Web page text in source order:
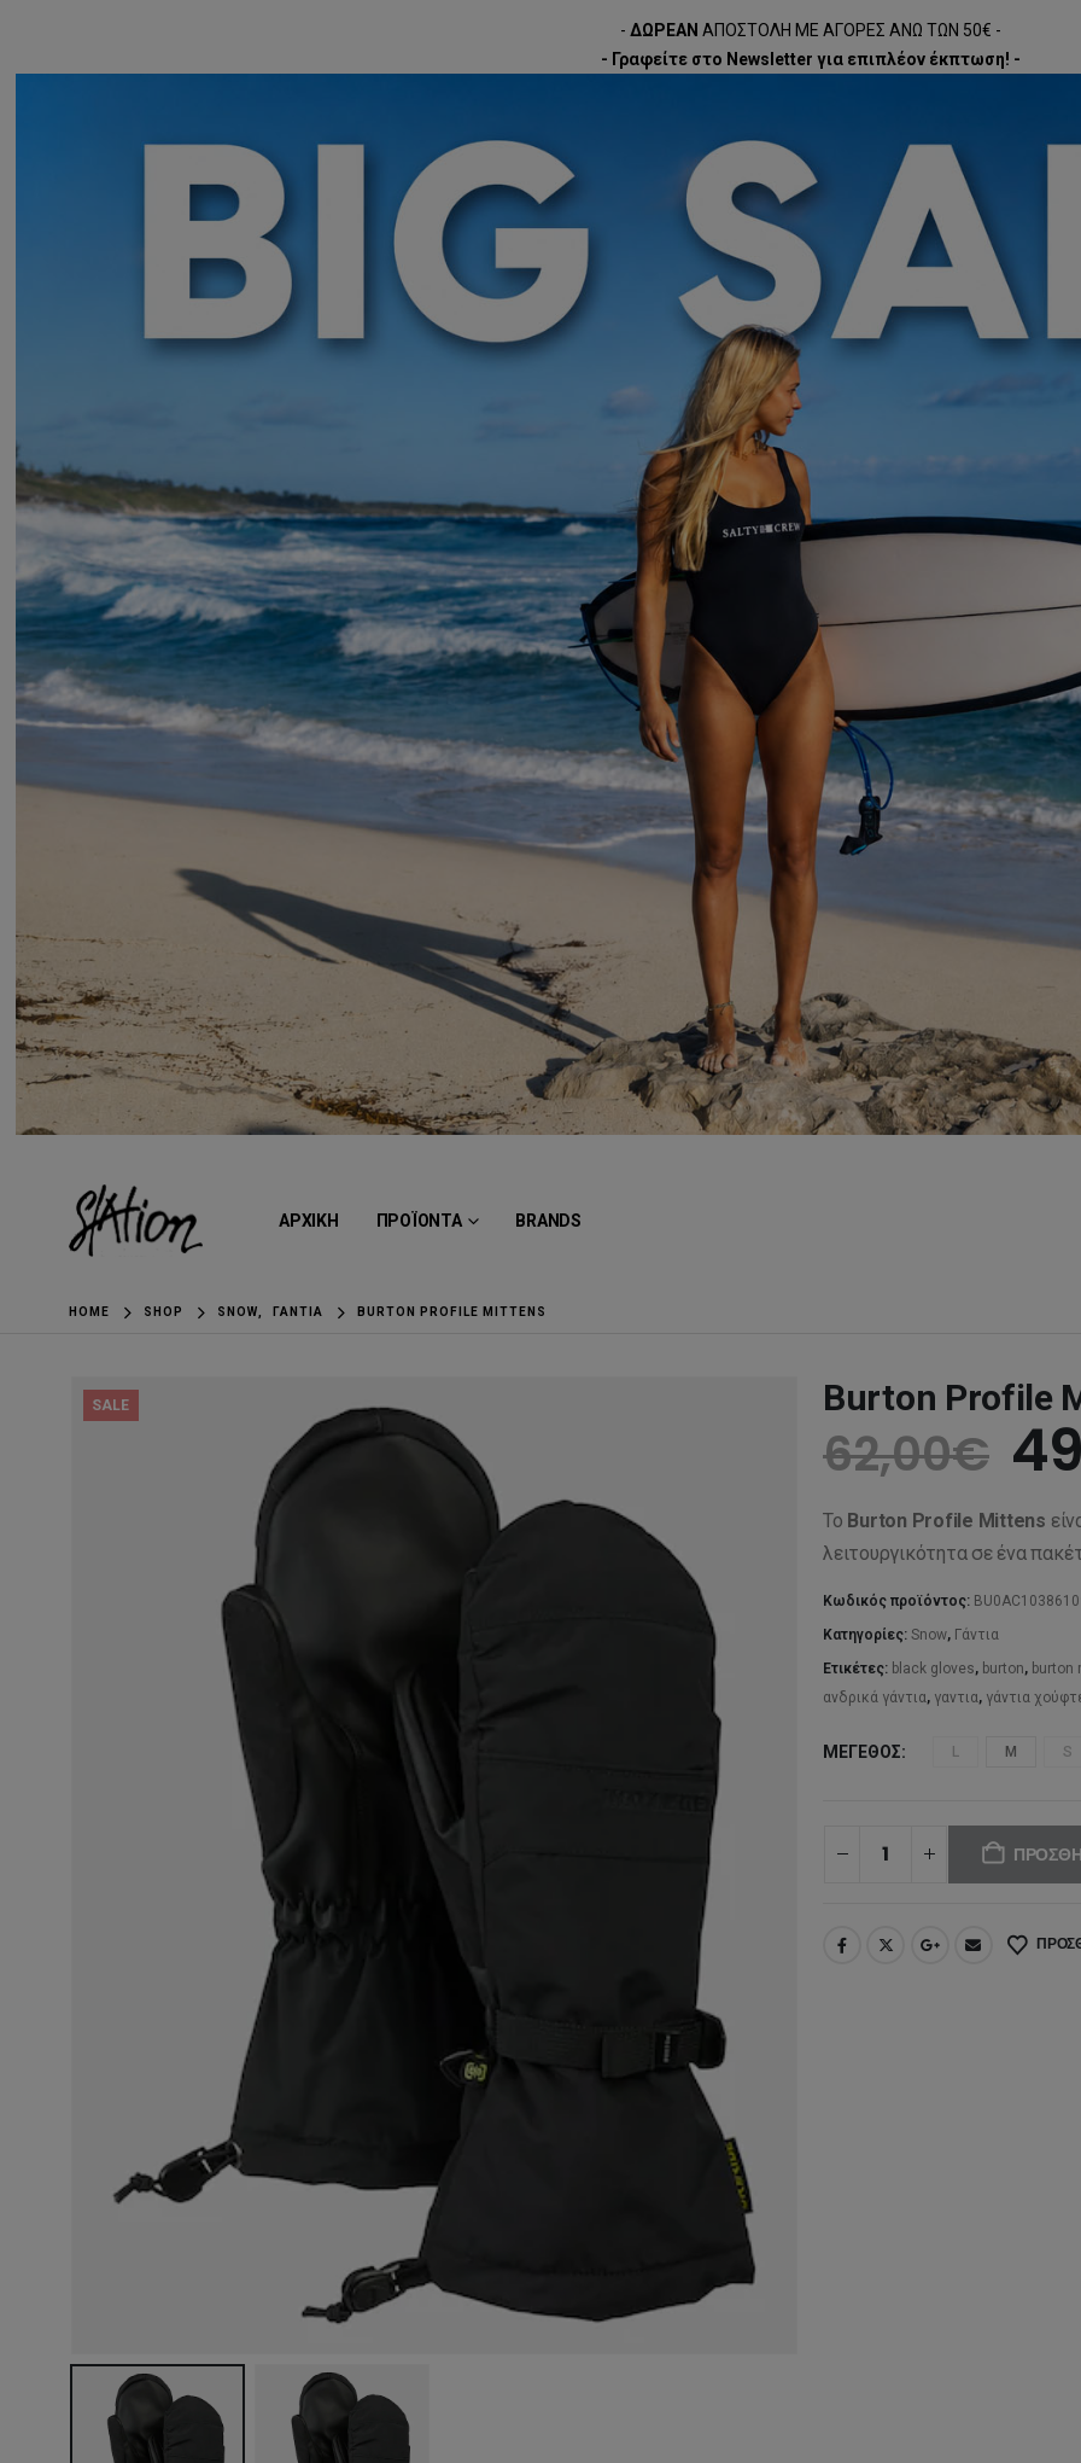
- ΔΩΡΕΑΝ ΑΠΟΣΤΟΛΗ ΜΕ ΑΓΟΡΕΣ ΑΝΩ ΤΩΝ 50€ -
- Γραφείτε στο Newsletter για επιπλέον έκπτωση! -
ΑΡΧΙΚΗ ΠΡΟΪΟΝΤΑ BRANDS
HOME SHOP SNOW ΓΆΝΤΙΑ BURTON PROFILE MITTENS
SALE Burton Profile
62,00€
Το Burton Profile Mittens
λειτουργικότητα σε ένα
Κωδικός προϊόντος:
Κατηγορίες: Snow, Γάντια
Ετικέτες: black gloves, burton, burton
ανδρικά γάντια, γαντια, γάντια
ΜΈΓΕΘΟΣ L M S